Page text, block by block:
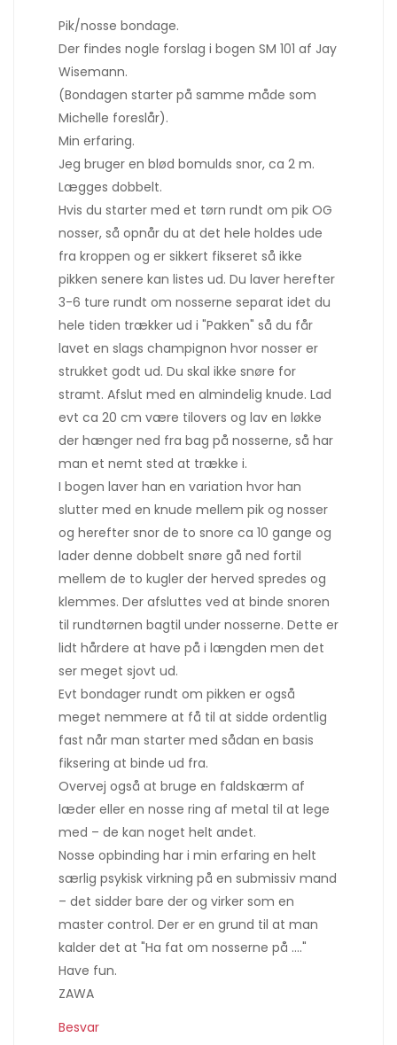
Pik/nosse bondage.
Der findes nogle forslag i bogen SM 101 af Jay
Wisemann.
(Bondagen starter på samme måde som
Michelle foreslår).
Min erfaring.
Jeg bruger en blød bomulds snor, ca 2 m.
Lægges dobbelt.
Hvis du starter med et tørn rundt om pik OG
nosser, så opnår du at det hele holdes ude
fra kroppen og er sikkert fikseret så ikke
pikken senere kan listes ud. Du laver herefter
3-6 ture rundt om nosserne separat idet du
hele tiden trækker ud i "Pakken" så du får
lavet en slags champignon hvor nosser er
strukket godt ud. Du skal ikke snøre for
stramt. Afslut med en almindelig knude. Lad
evt ca 20 cm være tilovers og lav en løkke
der hænger ned fra bag på nosserne, så har
man et nemt sted at trække i.
I bogen laver han en variation hvor han
slutter med en knude mellem pik og nosser
og herefter snor de to snore ca 10 gange og
lader denne dobbelt snøre gå ned fortil
mellem de to kugler der herved spredes og
klemmes. Der afsluttes ved at binde snoren
til rundtørnen bagtil under nosserne. Dette er
lidt hårdere at have på i længden men det
ser meget sjovt ud.
Evt bondager rundt om pikken er også
meget nemmere at få til at sidde ordentlig
fast når man starter med sådan en basis
fiksering at binde ud fra.
Overvej også at bruge en faldskærm af
læder eller en nosse ring af metal til at lege
med – de kan noget helt andet.
Nosse opbinding har i min erfaring en helt
særlig psykisk virkning på en submissiv mand
– det sidder bare der og virker som en
master control. Der er en grund til at man
kalder det at "Ha fat om nosserne på …."
Have fun.
ZAWA
Besvar